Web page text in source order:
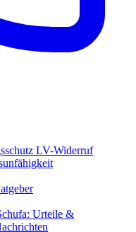
LV-Widerruf
Urteile &